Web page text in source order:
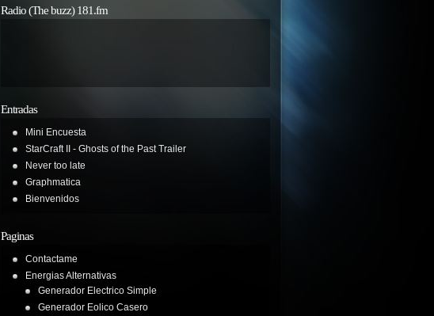
Radio (The buzz) 181.fm
Entradas
Mini Encuesta
StarCraft II - Ghosts of the Past Trailer
Never too late
Graphmatica
Bienvenidos
Paginas
Contactame
Energias Alternativas
Generador Electrico Simple
Generador Eolico Casero